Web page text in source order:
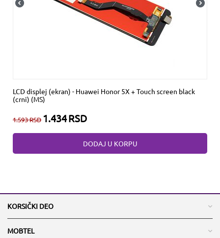
LCD displej (ekran) - Huawei Honor 5X + Touch screen black
(crni) (MS)
1.593RSD 1.434RSD
DODAJ U KORPU
KORSIČKI DEO
MOBTEL